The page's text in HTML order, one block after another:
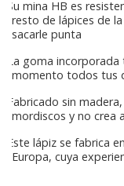
Su mina HB es
resto de lápices de
sacarle punta
La goma
momento todos tus
Fabricado sin
mordiscos y no crea
Este lápiz se fabrica
Europa, cuya